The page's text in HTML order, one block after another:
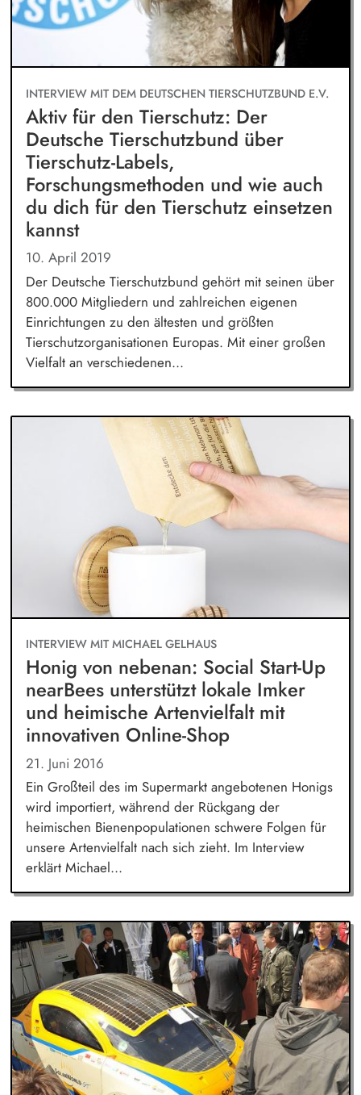
INTERVIEW MIT DEM DEUTSCHEN TIERSCHUTZBUND E.V.
Aktiv für den Tierschutz: Der
Deutsche Tierschutzbund über
Tierschutz-Labels,
Forschungsmethoden und wie auch
du dich für den Tierschutz einsetzen
kannst
10. April 2019
Der Deutsche Tierschutzbund gehört mit seinen über
800.000 Mitgliedern und zahlreichen eigenen
Einrichtungen zu den ältesten und größten
Tierschutzorganisationen Europas. Mit einer großen
Vielfalt an verschiedenen...
INTERVIEW MIT MICHAEL GELHAUS
Honig von nebenan: Social Start-Up
nearBees unterstützt lokale Imker
und heimische Artenvielfalt mit
innovativen Online-Shop
21. Juni 2016
Ein Großteil des im Supermarkt angebotenen Honigs
wird importiert, während der Rückgang der
heimischen Bienenpopulationen schwere Folgen für
unsere Artenvielfalt nach sich zieht. Im Interview
erklärt Michael...